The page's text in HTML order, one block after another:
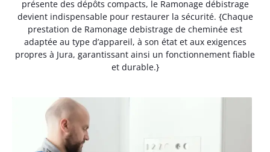
présente des dépôts compacts, le Ramonage débistrage
devient indispensable pour restaurer la sécurité. {Chaque
prestation de Ramonage debistrage de cheminée est
adaptée au type d’appareil, à son état et aux exigences
propres à Jura, garantissant ainsi un fonctionnement fiable
et durable.}